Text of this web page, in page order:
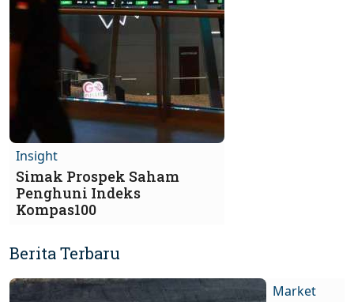
Insight
Simak Prospek Saham
Penghuni Indeks
Kompas100
Berita Terbaru
Market